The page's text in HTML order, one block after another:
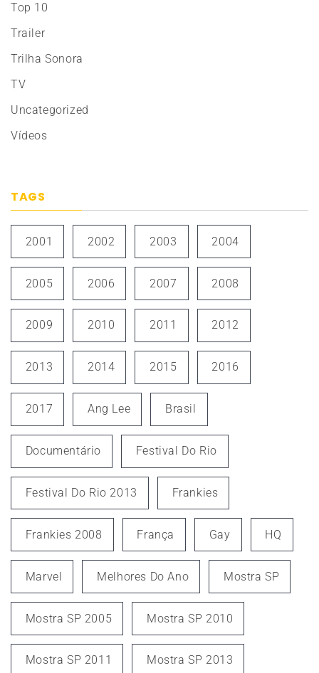
Top 10
Trailer
Trilha Sonora
TV
Uncategorized
Vídeos
TAGS
2001 2002 2003 2004
2005 2006 2007 2008
2009 2010 2011 2012
2013 2014 2015 2016
2017 Ang Lee Brasil
Documentário Festival Do Rio
Festival Do Rio 2013 Frankies
Frankies 2008 França Gay HQ
Marvel Melhores Do Ano Mostra SP
Mostra SP 2005 Mostra SP 2010
Mostra SP 2011 Mostra SP 2013